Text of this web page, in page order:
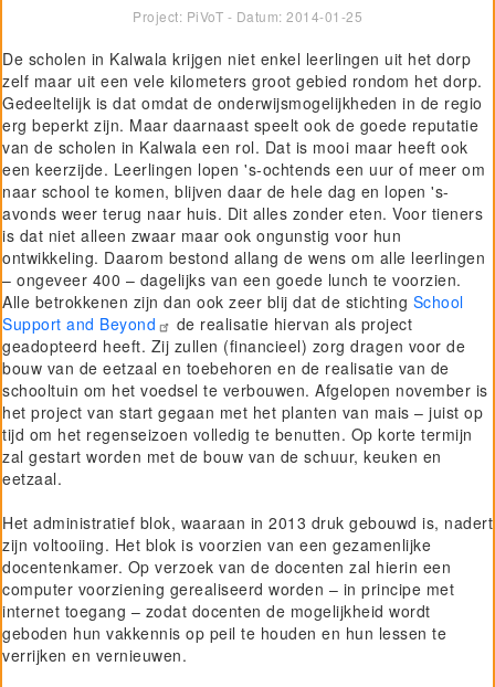
Project: PiVoT - Datum: 2014-01-25
De scholen in Kalwala krijgen niet enkel leerlingen uit het dorp
zelf maar uit een vele kilometers groot gebied rondom het dorp.
Gedeeltelijk is dat omdat de onderwijsmogelijkheden in de regio
erg beperkt zijn. Maar daarnaast speelt ook de goede reputatie
van de scholen in Kalwala een rol. Dat is mooi maar heeft ook
een keerzijde. Leerlingen lopen 's-ochtends een uur of meer om
naar school te komen, blijven daar de hele dag en lopen 's-
avonds weer terug naar huis. Dit alles zonder eten. Voor tieners
is dat niet alleen zwaar maar ook ongunstig voor hun
ontwikkeling. Daarom bestond allang de wens om alle leerlingen
– ongeveer 400 – dagelijks van een goede lunch te voorzien.
Alle betrokkenen zijn dan ook zeer blij dat de stichting School
Support and Beyond
de realisatie hiervan als project
geadopteerd heeft. Zij zullen (financieel) zorg dragen voor de
bouw van de eetzaal en toebehoren en de realisatie van de
schooltuin om het voedsel te verbouwen. Afgelopen november is
het project van start gegaan met het planten van mais – juist op
tijd om het regenseizoen volledig te benutten. Op korte termijn
zal gestart worden met de bouw van de schuur, keuken en
eetzaal.
Het administratief blok, waaraan in 2013 druk gebouwd is, nadert
zijn voltooiing. Het blok is voorzien van een gezamenlijke
docentenkamer. Op verzoek van de docenten zal hierin een
computer voorziening gerealiseerd worden – in principe met
internet toegang – zodat docenten de mogelijkheid wordt
geboden hun vakkennis op peil te houden en hun lessen te
verrijken en vernieuwen.